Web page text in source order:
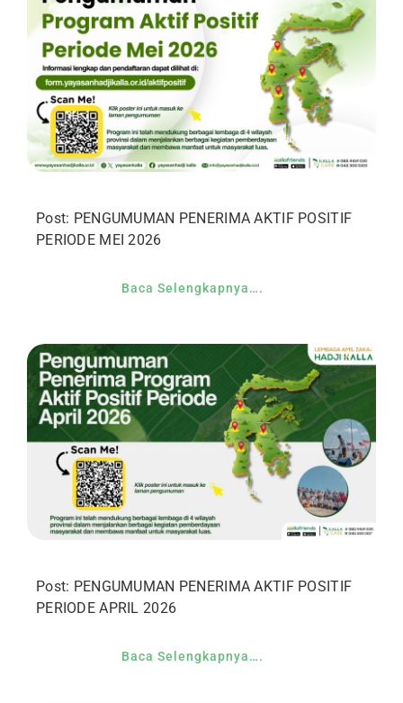
Post: PENGUMUMAN PENERIMA AKTIF POSITIF
PERIODE MEI 2026
Baca Selengkapnya….
Post: PENGUMUMAN PENERIMA AKTIF POSITIF
PERIODE APRIL 2026
Baca Selengkapnya….